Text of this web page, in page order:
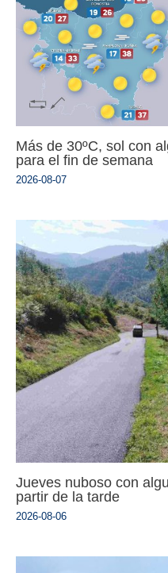
Más de 30ºC, sol con
para el fin de semana
2026-08-07
Jueves nuboso con
partir de la tarde
2026-08-06